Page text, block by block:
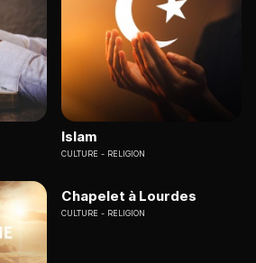
Islam
CULTURE RELIGION
Chapelet à Lourdes
CULTURE RELIGION